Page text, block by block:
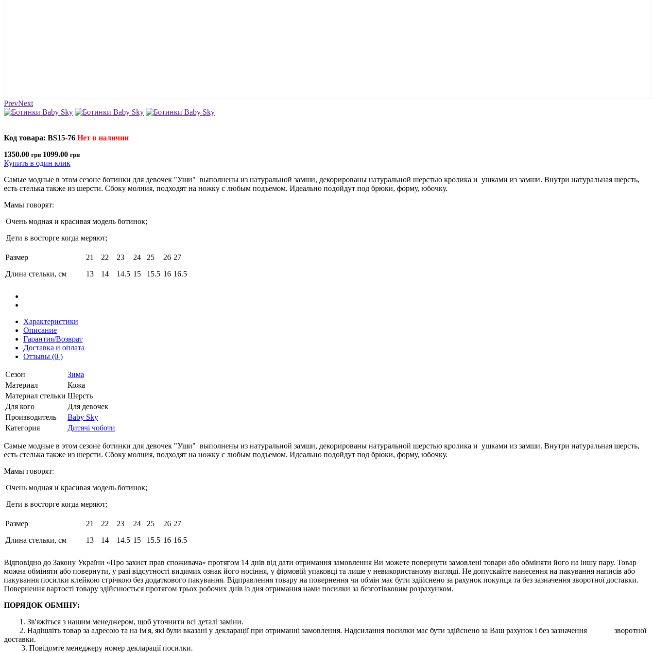
PrevNext
Код товара: BS15-76 Нет в наличии
1350.00 грн 1099.00 грн
Купить в один клик
Самые модные в этом сезоне ботинки для девочек "Уши" выполнены из натуральной замши, декорированы натуральной шерстью кролика и ушками из замши. Внутри натуральная шерсть,
есть стелька также из шерсти. Сбоку молния, подходят на ножку с любым подъемом. Идеально подойдут под брюки, форму, юбочку.
Мамы говорят:
Очень модная и красивая модель ботинок;
Дети в восторге когда меряют;
Размер 21 22 23 24 25 26 27
Длина стельки, см
13 14 14.5 15 15.5 16 16.5
Характеристики
Описание
Гарантия/Возврат
Доставка и оплата
Отзывы (0 )
Сезон
Зима
Материал
Кожа
Материал стельки Шерсть
Для кого
Для девочек
Производитель
Baby Sky
Категория
Дитячі чоботи
Самые модные в этом сезоне ботинки для девочек "Уши" выполнены из натуральной замши, декорированы натуральной шерстью кролика и ушками из замши. Внутри натуральная шерсть,
есть стелька также из шерсти. Сбоку молния, подходят на ножку с любым подъемом. Идеально подойдут под брюки, форму, юбочку.
Мамы говорят:
Очень модная и красивая модель ботинок;
Дети в восторге когда меряют;
Размер 21 22 23 24 25 26 27
Длина стельки, см
13 14 14.5 15 15.5 16 16.5
Відповідно до Закону України «Про захист прав споживача» протягом 14 днів від дати отримання замовлення Ви можете повернути замовлені товари або обміняти його на іншу пару. Товар
можна обміняти або повернути, у разі відсутності видимих ​​ознак його носіння, у фірмовій упаковці та лише у невикористаному вигляді. Не допускайте нанесення на пакування написів або
пакування посилки клейкою стрічкою без додаткового пакування. Відправлення товару на повернення чи обмін має бути здійснено за рахунок покупця та без зазначення зворотної доставки.
Повернення вартості товару здійснюється протягом трьох робочих днів із дня отримання нами посилки за безготівковим розрахунком.
ПОРЯДОК ОБМІНУ:
1. Зв'яжіться з нашим менеджером, щоб уточнити всі деталі заміни.
2. Надішліть товар за адресою та на ім'я, які були вказані у декларації при отриманні замовлення. Надсилання посилки має бути здійснено за Ваш рахунок і без зазначення зворотної
доставки.
3. Повідомте менеджеру номер декларації посилки.